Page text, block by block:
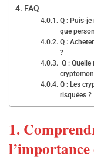
FAQ
Q : Puis-
que
Q :
?
Q :
Q : Les
risquées ?
1.